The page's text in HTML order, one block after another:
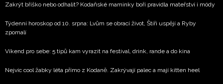
informace od našich partnerů? Pokud souhlasíte se
zpracováním údajů k tomuto účelu podle
soukromí BurdaMedia Extra s.r.o.
Zakrýt bříško nebo odhalit? Kodaňské maminky boří pravidla mateřství i módy
Týdenní horoskop od 10. srpna: Lvům se obrací život, Štíři uspějí a Ryby
zpomalí
Víkend pro sebe: 5 tipů kam vyrazit na festival, drink, rande a do kina
Nejvíc cool žabky léta přímo z Kodaně. Zakrývají palec a mají kitten heel